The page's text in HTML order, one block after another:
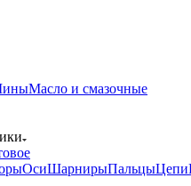
Масло и смазочные
ОсиШарнирыПальцыЦепи